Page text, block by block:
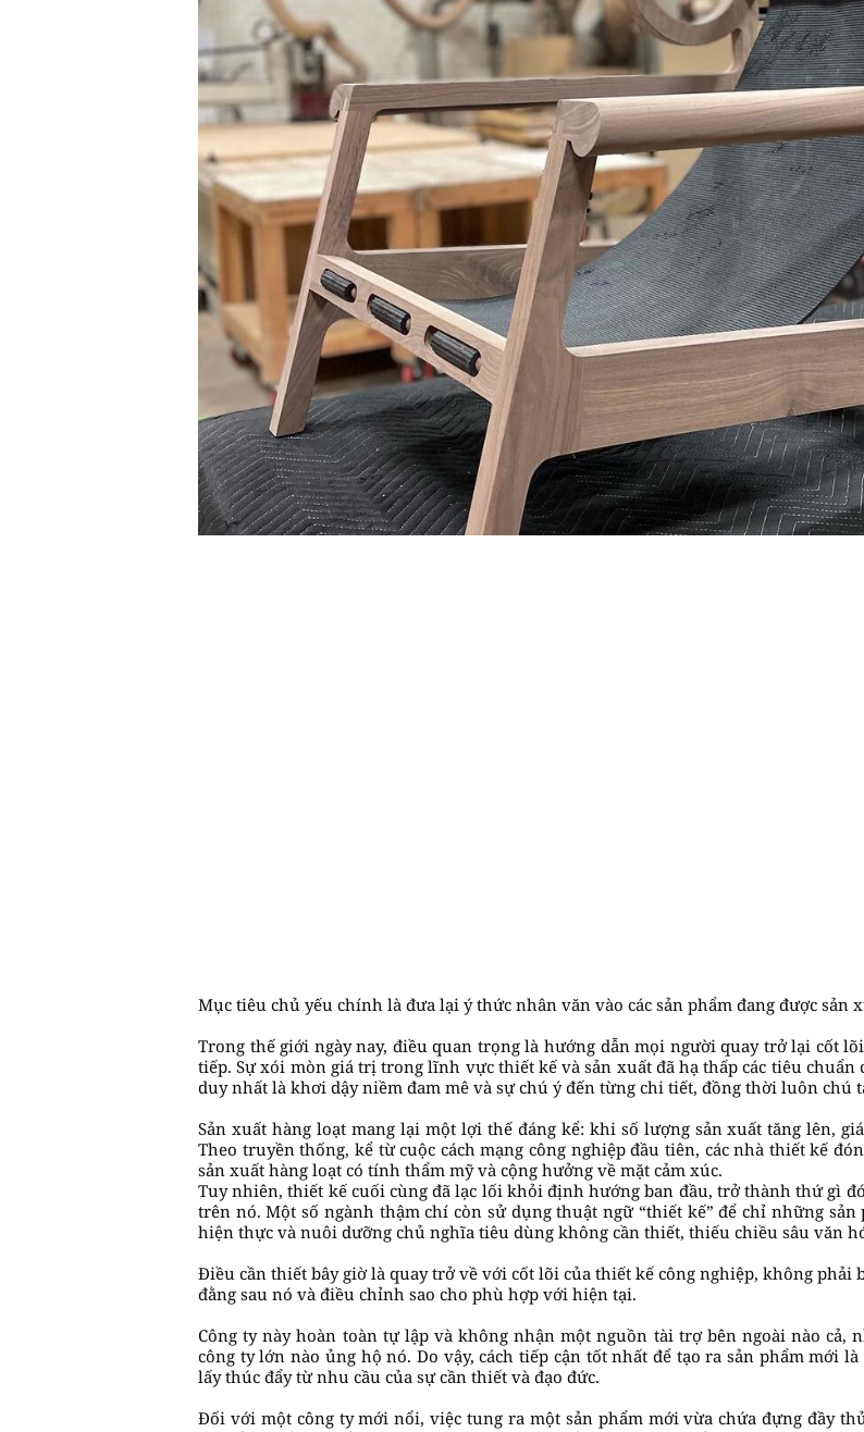
Mục tiêu chủ yếu chính là đưa lại ý thức nhân văn vào các sản phẩm đang được sản
Trong thế giới ngày nay, điều quan trọng là hướng dẫn mọi người quay trở lại cốt
tiếp. Sự xói mòn giá trị trong lĩnh vực thiết kế và sản xuất đã hạ thấp các tiêu
duy nhất là khơi dậy niềm đam mê và sự chú ý đến từng chi tiết, đồng thời luôn
Sản xuất hàng loạt mang lại một lợi thế đáng kể: khi số lượng sản xuất tăng lên,
Theo truyền thống, kể từ cuộc cách mạng công nghiệp đầu tiên, các nhà thiết kế
sản xuất hàng loạt có tính thẩm mỹ và cộng hưởng về mặt cảm xúc.
Tuy nhiên, thiết kế cuối cùng đã lạc lối khỏi định hướng ban đầu, trở thành thứ gì
trên nó. Một số ngành thậm chí còn sử dụng thuật ngữ “thiết kế” để chỉ những sản
hiện thực và nuôi dưỡng chủ nghĩa tiêu dùng không cần thiết, thiếu chiều sâu văn
Điều cần thiết bây giờ là quay trở về với cốt lõi của thiết kế công nghiệp, không phải
đằng sau nó và điều chỉnh sao cho phù hợp với hiện tại.
Công ty này hoàn toàn tự lập và không nhận một nguồn tài trợ bên ngoài nào cả,
công ty lớn nào ủng hộ nó. Do vậy, cách tiếp cận tốt nhất để tạo ra sản phẩm mới
lấy thúc đẩy từ nhu cầu của sự cần thiết và đạo đức.
Đối với một công ty mới nổi, việc tung ra một sản phẩm mới vừa chứa đựng đầy